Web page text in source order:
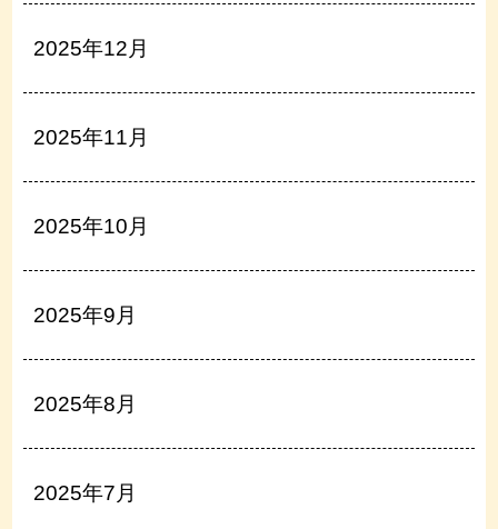
2025年12月
2025年11月
2025年10月
2025年9月
2025年8月
2025年7月